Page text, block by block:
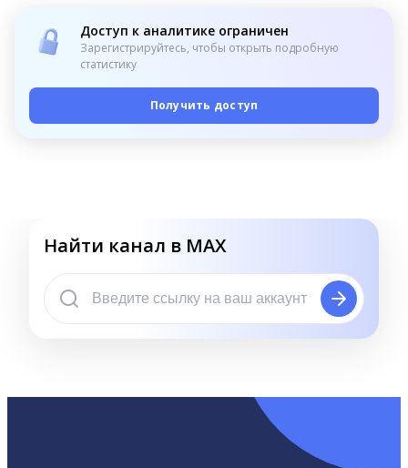
Доступ к аналитике ограничен
Зарегистрируйтесь, чтобы открыть подробную
статистику
Получить доступ
Найти канал в MAX